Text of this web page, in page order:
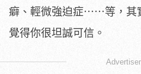
癖、輕微強迫症⋯⋯等，其
覺得你很坦誠可信。